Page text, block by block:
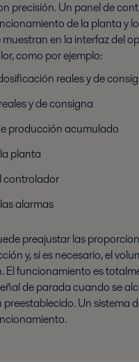
precisión. Un panel de
de la planta y
muestran en la interfaz del
como por ejemplo:
reales y de
y de consigna
producción acumulado
planta
controlador
alarmas
preajustar las
y, si es necesario, el
El funcionamiento es
de parada cuando se
Un sistema